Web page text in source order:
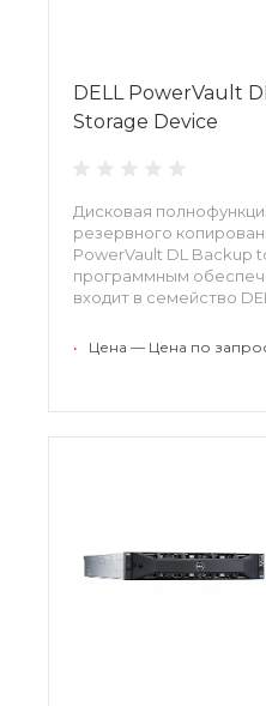
DELL PowerVault
Storage Device
Дисковая
резервного
PowerVault DL Backup
программным
входит в семейство
• Цена — Цена по